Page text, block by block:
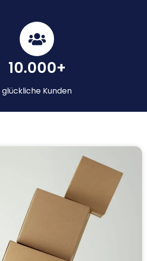
10.000+
glückliche Kunden